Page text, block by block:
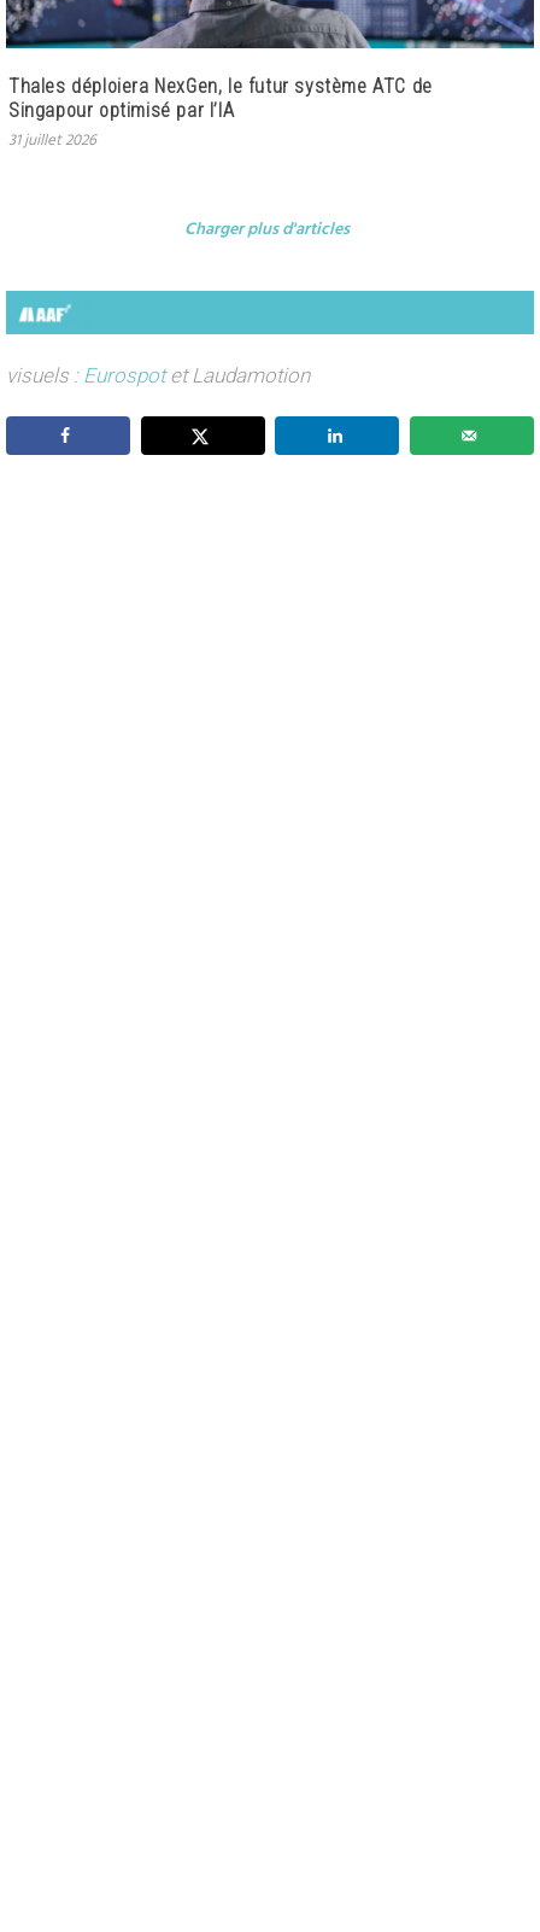
Thales déploiera NexGen, le futur système ATC de
Singapour optimisé par l’IA
31 juillet 2026
Charger plus d'articles
visuels : Eurospotet Laudamotion